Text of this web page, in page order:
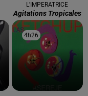
L'IMPERATRICE
Agitations Tropicales
4h26
4h26